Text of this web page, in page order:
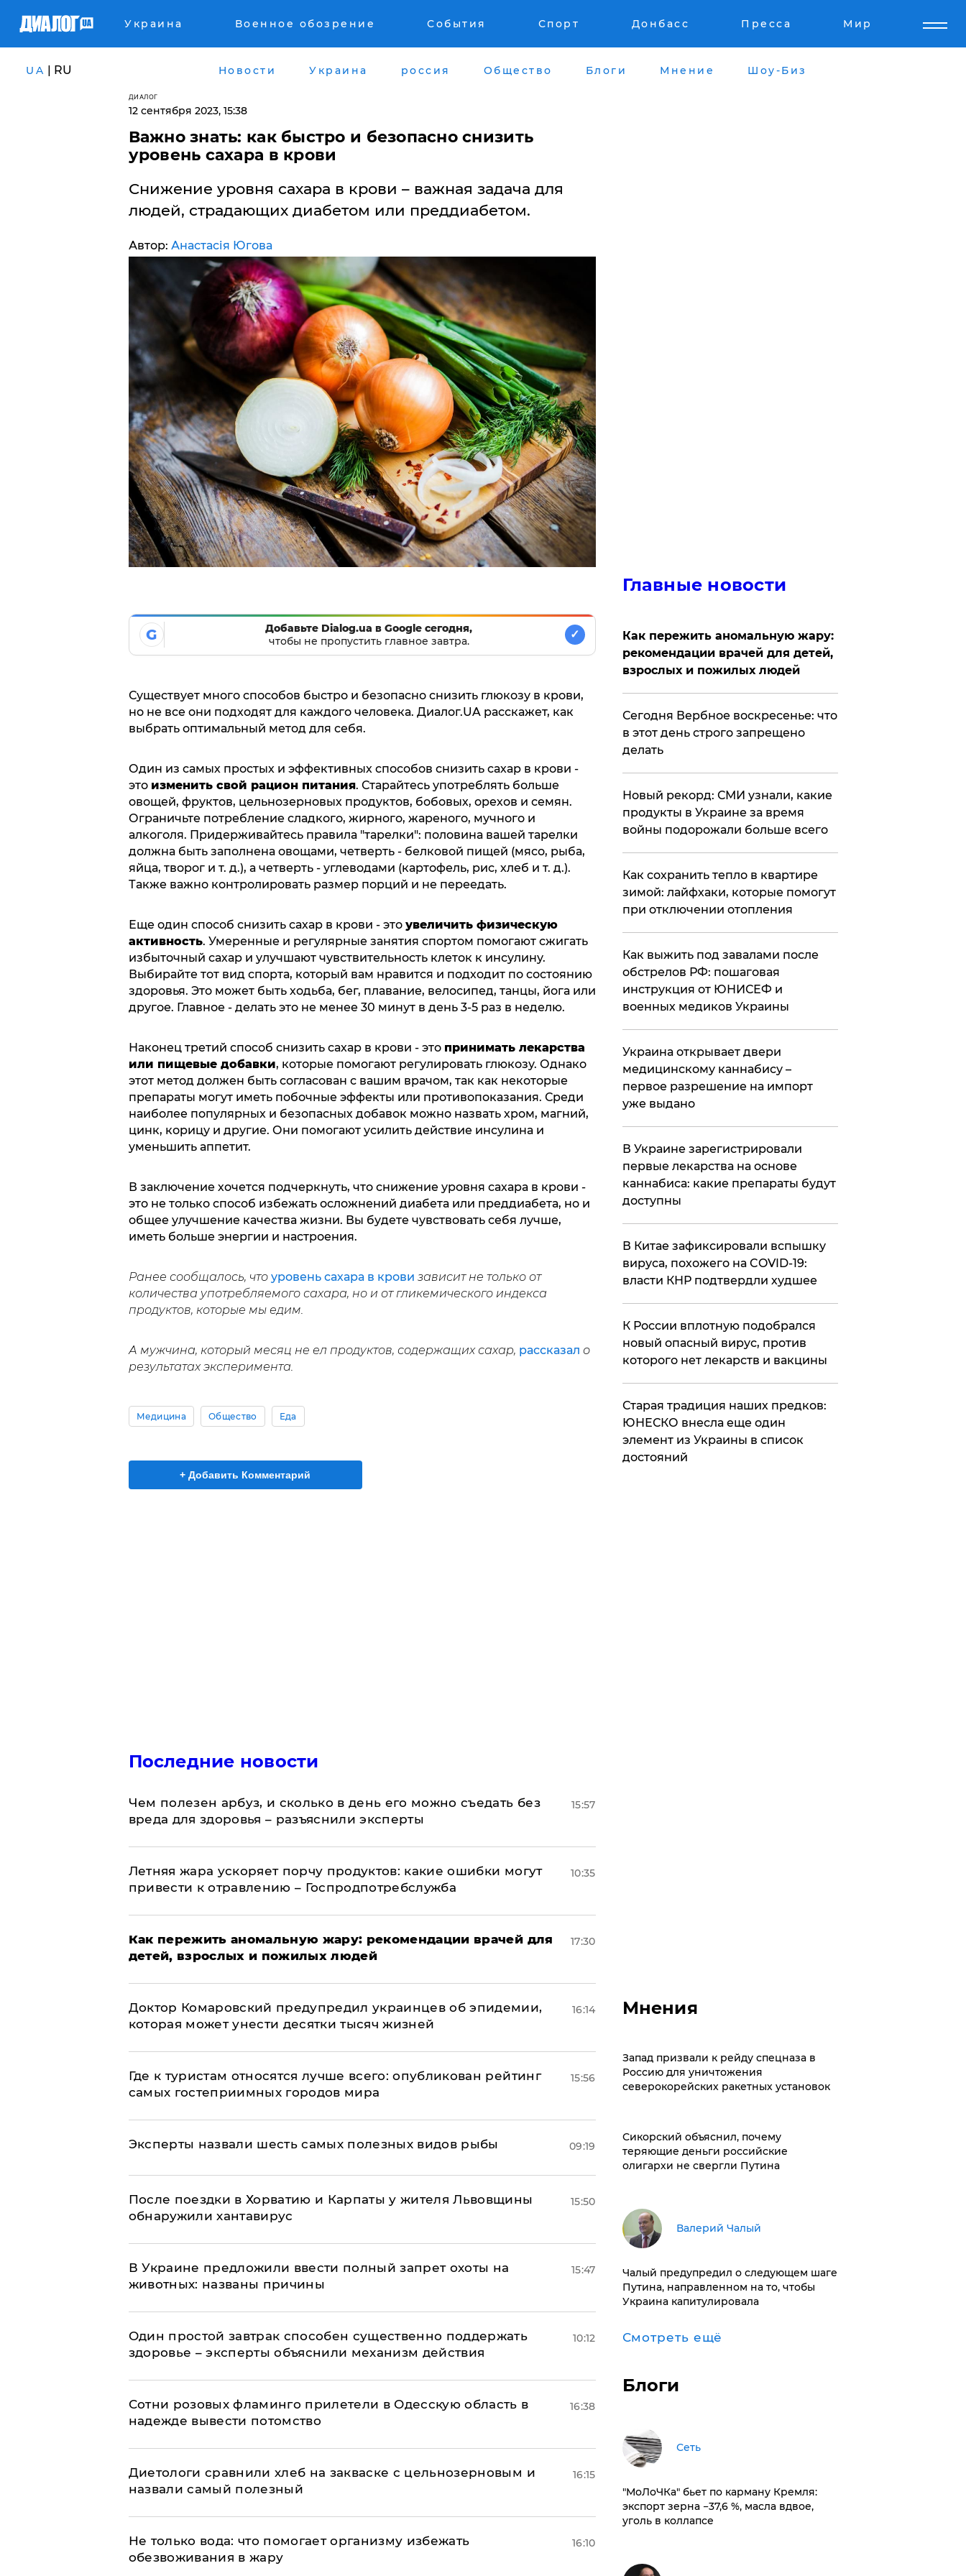
Украина Военное обозрение События Спорт Донбасс Пресса Мир
UA | RU Новости Украина россия Общество Блоги Мнение Шоу-Биз
ДИАЛОГ
12 сентября 2023, 15:38
Важно знать: как быстро и безопасно снизить
уровень сахара в крови
Снижение уровня сахара в крови – важная задача для
людей, страдающих диабетом или преддиабетом.
Автор: Анастасія Югова
G
Добавьте Dialog.ua в Google сегодня,
чтобы не пропустить главное завтра.
✓
Существует много способов быстро и безопасно снизить глюкозу в крови,
но не все они подходят для каждого человека. Диалог.UA расскажет, как
выбрать оптимальный метод для себя.
Один из самых простых и эффективных способов снизить сахар в крови -
это изменить свой рацион питания. Старайтесь употреблять больше
овощей, фруктов, цельнозерновых продуктов, бобовых, орехов и семян.
Ограничьте потребление сладкого, жирного, жареного, мучного и
алкоголя. Придерживайтесь правила "тарелки": половина вашей тарелки
должна быть заполнена овощами, четверть - белковой пищей (мясо, рыба,
яйца, творог и т. д.), а четверть - углеводами (картофель, рис, хлеб и т. д.).
Также важно контролировать размер порций и не переедать.
Еще один способ снизить сахар в крови - это увеличить физическую
активность. Умеренные и регулярные занятия спортом помогают сжигать
избыточный сахар и улучшают чувствительность клеток к инсулину.
Выбирайте тот вид спорта, который вам нравится и подходит по состоянию
здоровья. Это может быть ходьба, бег, плавание, велосипед, танцы, йога или
другое. Главное - делать это не менее 30 минут в день 3-5 раз в неделю.
Наконец третий способ снизить сахар в крови - это принимать лекарства
или пищевые добавки, которые помогают регулировать глюкозу. Однако
этот метод должен быть согласован с вашим врачом, так как некоторые
препараты могут иметь побочные эффекты или противопоказания. Среди
наиболее популярных и безопасных добавок можно назвать хром, магний,
цинк, корицу и другие. Они помогают усилить действие инсулина и
уменьшить аппетит.
В заключение хочется подчеркнуть, что снижение уровня сахара в крови -
это не только способ избежать осложнений диабета или преддиабета, но и
общее улучшение качества жизни. Вы будете чувствовать себя лучше,
иметь больше энергии и настроения.
Ранее сообщалось, что уровень сахара в крови зависит не только от
количества употребляемого сахара, но и от гликемического индекса
продуктов, которые мы едим.
А мужчина, который месяц не ел продуктов, содержащих сахар, рассказал о
результатах эксперимента.
Медицина Общество Еда
+ Добавить Комментарий
Последние новости
Чем полезен арбуз, и сколько в день его можно съедать без
вреда для здоровья – разъяснили эксперты
15:57
Летняя жара ускоряет порчу продуктов: какие ошибки могут
привести к отравлению – Госпродпотребслужба
10:35
Как пережить аномальную жару: рекомендации врачей для
детей, взрослых и пожилых людей
17:30
Доктор Комаровский предупредил украинцев об эпидемии,
которая может унести десятки тысяч жизней
16:14
Где к туристам относятся лучше всего: опубликован рейтинг
самых гостеприимных городов мира
15:56
Эксперты назвали шесть самых полезных видов рыбы 09:19
После поездки в Хорватию и Карпаты у жителя Львовщины
обнаружили хантавирус
15:50
В Украине предложили ввести полный запрет охоты на
животных: названы причины
15:47
Один простой завтрак способен существенно поддержать
здоровье – эксперты объяснили механизм действия
10:12
Сотни розовых фламинго прилетели в Одесскую область в
надежде вывести потомство
16:38
Диетологи сравнили хлеб на закваске с цельнозерновым и
назвали самый полезный
16:15
Не только вода: что помогает организму избежать
обезвоживания в жару
16:10
Главные новости
Как пережить аномальную жару:
рекомендации врачей для детей,
взрослых и пожилых людей
​Сегодня Вербное воскресенье: что
в этот день строго запрещено
делать
Новый рекорд: СМИ узнали, какие
продукты в Украине за время
войны подорожали больше всего
​Как сохранить тепло в квартире
зимой: лайфхаки, которые помогут
при отключении отопления
Как выжить под завалами после
обстрелов РФ: пошаговая
инструкция от ЮНИСЕФ и
военных медиков Украины
Украина открывает двери
медицинскому каннабису –
первое разрешение на импорт
уже выдано
В Украине зарегистрировали
первые лекарства на основе
каннабиса: какие препараты будут
доступны
В Китае зафиксировали вспышку
вируса, похожего на COVID-19:
власти КНР подтвердли худшее
К России вплотную подобрался
новый опасный вирус, против
которого нет лекарств и вакцины
​Старая традиция наших предков:
ЮНЕСКО внесла еще один
элемент из Украины в список
достояний
Мнения
Запад призвали к рейду спецназа в
Россию для уничтожения
северокорейских ракетных установок
Сикорский объяснил, почему
теряющие деньги российские
олигархи не свергли Путина
Валерий Чалый
Чалый предупредил о следующем шаге
Путина, направленном на то, чтобы
Украина капитулировала
Смотреть ещё
Блоги
Сеть
​"МоЛоЧКа" бьет по карману Кремля:
экспорт зерна −37,6 %, масла вдвое,
уголь в коллапсе